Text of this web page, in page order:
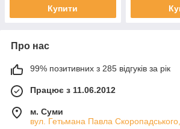
Купити
Про нас
99% позитивних з 285 відгуків за рік
Працює з 11.06.2012
м. Суми
вул. Гетьмана Павла